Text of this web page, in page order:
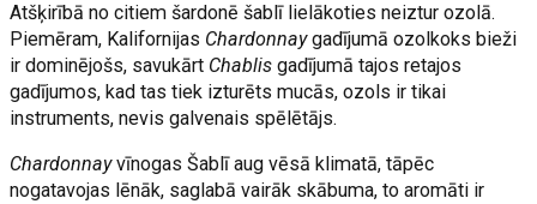
Atšķirībā no citiem šardonē šablī lielākoties neiztur ozolā.
Piemēram, Kalifornijas Chardonnaygadījumā ozolkoks bieži
ir dominējošs, savukārt Chablisgadījumā tajos retajos
gadījumos, kad tas tiek izturēts mucās, ozols ir tikai
instruments, nevis galvenais spēlētājs.
Chardonnayvīnogas Šablī aug vēsā klimatā, tāpēc
nogatavojas lēnāk, saglabā vairāk skābuma, to aromāti ir